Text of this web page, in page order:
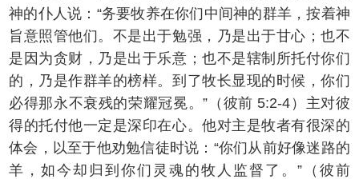
神的仆人说：“务要牧养在你们中间神的群羊，按着神
旨意照管他们。不是出于勉强，乃是出于甘心；也不
是因为贪财，乃是出于乐意；也不是辖制所托付你们
的，乃是作群羊的榜样。到了牧长显现的时候，你们
必得那永不衰残的荣耀冠冕。”（彼前 5:2-4）主对彼
得的托付他一定是深印在心。他对主是牧者有很深的
体会，以至于他劝勉信徒时说：“你们从前好像迷路的
羊，如今却归到你们灵魂的牧人监督了。”（彼前